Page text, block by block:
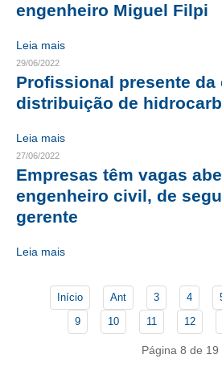
CURSOS
ENGENHEIRO EMPREENDEDOR
BENEFÍCIOS
PLANO DE SAÚDE
SEESPPREV
engenheiro Miguel Filpi
Leia mais
29/06/2022
Profissional presente da
distribuição de
Leia mais
27/06/2022
Empresas têm vagas
engenheiro civil, de
gerente
Leia mais
Início Ant 3 4
9
10 11 12
Página 8 de 19